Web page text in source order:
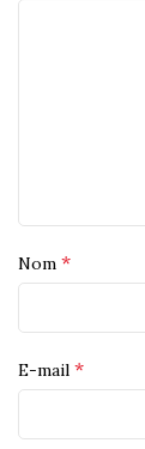
Nom *
E-mail *